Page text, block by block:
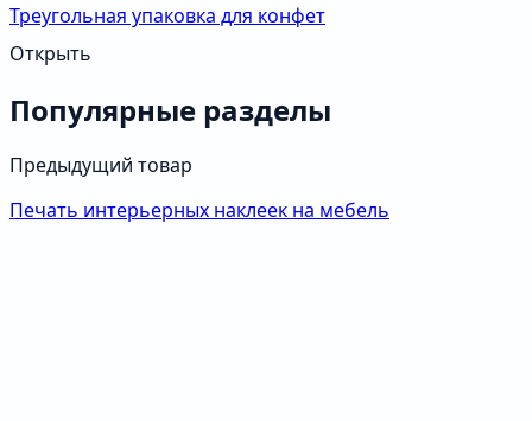
Треугольная упаковка для конфет
Открыть
Популярные разделы
Предыдущий товар
Печать интерьерных наклеек на мебель